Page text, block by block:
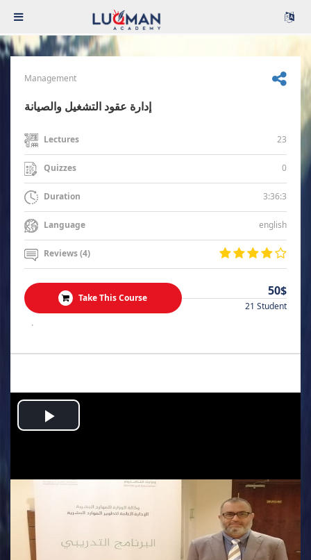
Management
إدارة عقود التشغيل والصيانة
Lectures 23
Quizzes 0
Duration 3:36:3
Language english
Reviews (4)
Take This Course 50$
21 Student
.
Play